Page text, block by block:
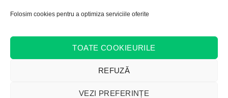
Folosim cookies pentru a optimiza serviciile oferite
TOATE COOKIEURILE
REFUZĂ
VEZI PREFERINȚE
Gama Travel
Cadouri și Truse
Bank
Credit
DESPRE NOI MAGAZIN ONLINE
Acest site web folosește cookie-uri pentru a vă îmbunătăți